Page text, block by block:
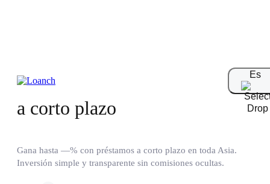
Es
Inversión
a corto plazo
Gana hasta —% con préstamos a corto plazo en toda Asia.
Inversión simple y transparente sin comisiones ocultas.